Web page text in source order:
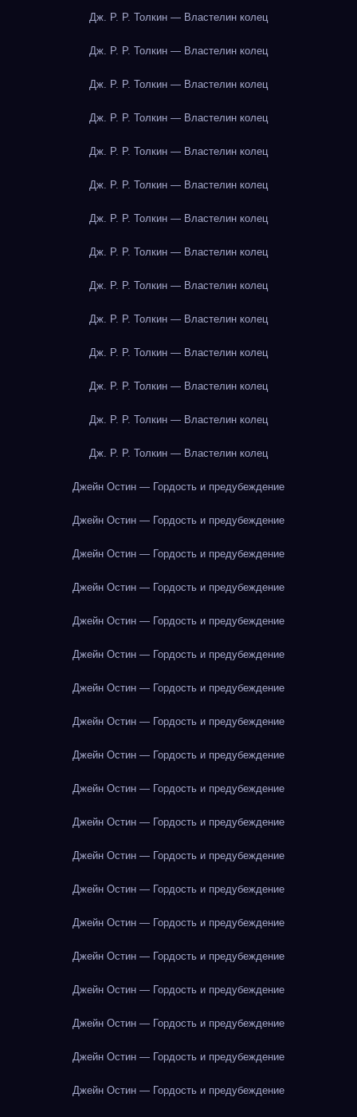
Дж. Р. Р. Толкин — Властелин колец
Дж. Р. Р. Толкин — Властелин колец
Дж. Р. Р. Толкин — Властелин колец
Дж. Р. Р. Толкин — Властелин колец
Дж. Р. Р. Толкин — Властелин колец
Дж. Р. Р. Толкин — Властелин колец
Дж. Р. Р. Толкин — Властелин колец
Дж. Р. Р. Толкин — Властелин колец
Дж. Р. Р. Толкин — Властелин колец
Дж. Р. Р. Толкин — Властелин колец
Дж. Р. Р. Толкин — Властелин колец
Дж. Р. Р. Толкин — Властелин колец
Дж. Р. Р. Толкин — Властелин колец
Дж. Р. Р. Толкин — Властелин колец
Джейн Остин — Гордость и предубеждение
Джейн Остин — Гордость и предубеждение
Джейн Остин — Гордость и предубеждение
Джейн Остин — Гордость и предубеждение
Джейн Остин — Гордость и предубеждение
Джейн Остин — Гордость и предубеждение
Джейн Остин — Гордость и предубеждение
Джейн Остин — Гордость и предубеждение
Джейн Остин — Гордость и предубеждение
Джейн Остин — Гордость и предубеждение
Джейн Остин — Гордость и предубеждение
Джейн Остин — Гордость и предубеждение
Джейн Остин — Гордость и предубеждение
Джейн Остин — Гордость и предубеждение
Джейн Остин — Гордость и предубеждение
Джейн Остин — Гордость и предубеждение
Джейн Остин — Гордость и предубеждение
Джейн Остин — Гордость и предубеждение
Джейн Остин — Гордость и предубеждение